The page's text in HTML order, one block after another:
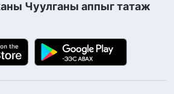
Чуулганы аппыг татаж